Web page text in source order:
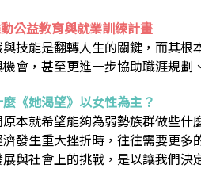
公益教育與就業訓練計畫
技能是翻轉人生的關鍵，而其
會，甚至更進一步協助職涯規劃
《她渴望》以女性為主？
本就希望能夠為弱勢族群做些
濟發生重大挫折時，往往需要更
與社會上的挑戰，是以讓我們決